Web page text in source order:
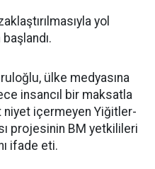
yol
ülke medyasına
insancıl bir maksatla
içermeyen Yiğitler-
projesinin BM yetkilileri
ifade eti.